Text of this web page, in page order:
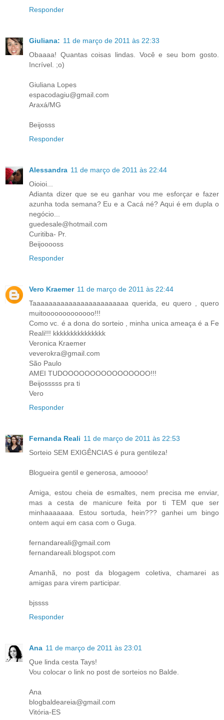
Responder
Giuliana: 11 de março de 2011 às 22:33
Obaaaa! Quantas coisas lindas. Você e seu bom gosto.
Incrível. ;o)
Giuliana Lopes
espacodagiu@gmail.com
Araxá/MG
Beijosss
Responder
Alessandra 11 de março de 2011 às 22:44
Oioioi...
Adianta dizer que se eu ganhar vou me esforçar e fazer
azunha toda semana? Eu e a Cacá né? Aqui é em dupla o
negócio...
guedesale@hotmail.com
Curitiba- Pr.
Beijooooss
Responder
Vero Kraemer 11 de março de 2011 às 22:44
Taaaaaaaaaaaaaaaaaaaaaaaa querida, eu quero , quero
muitooooooooooooo!!!
Como vc. é a dona do sorteio , minha unica ameaça é a Fe
Reali!!! kkkkkkkkkkkkkkk
Veronica Kraemer
veverokra@gmail.com
São Paulo
AMEI TUDOOOOOOOOOOOOOOOO!!!
Beijosssss pra ti
Vero
Responder
Fernanda Reali 11 de março de 2011 às 22:53
Sorteio SEM EXIGÊNCIAS é pura gentileza!
Blogueira gentil e generosa, amoooo!
Amiga, estou cheia de esmaltes, nem precisa me enviar,
mas a cesta de manicure feita por ti TEM que ser
minhaaaaaaa. Estou sortuda, hein??? ganhei um bingo
ontem aqui em casa com o Guga.
fernandareali@gmail.com
fernandareali.blogspot.com
Amanhã, no post da blogagem coletiva, chamarei as
amigas para virem participar.
bjssss
Responder
Ana 11 de março de 2011 às 23:01
Que linda cesta Tays!
Vou colocar o link no post de sorteios no Balde.
Ana
blogbaldeareia@gmail.com
Vitória-ES